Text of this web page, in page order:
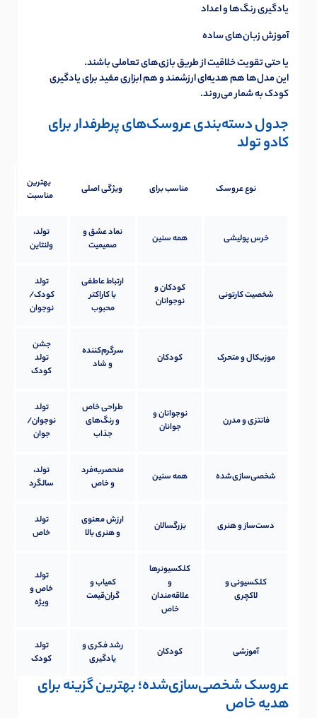
یادگیری رنگ‌ها و اعداد
آموزش زبان‌های ساده
یا حتی تقویت خلاقیت از طریق بازی‌های تعاملی باشند.
این مدل‌ها هم هدیه‌ای ارزشمند و هم ابزاری مفید برای یادگیری
کودک به شمار می‌روند.
جدول دسته‌بندی عروسک‌های پرطرفدار برای
کادو تولد
نوع عروسک مناسب برای ویژگی اصلی
بهترین
مناسبت
خرس پولیشی همه سنین
نماد عشق و
صمیمیت
تولد،
ولنتاین
شخصیت کارتونی
کودکان و
نوجوانان
ارتباط عاطفی
با کاراکتر
محبوب
تولد
کودک/
نوجوان
موزیکال و متحرک کودکان
سرگرم‌کننده
و شاد
جشن
تولد
کودک
فانتزی و مدرن
نوجوانان و
جوانان
طراحی خاص
و رنگ‌های
جذاب
تولد
نوجوان/
جوان
شخصی‌سازی‌شده همه سنین
منحصربه‌فرد
و خاص
تولد،
سالگرد
دست‌ساز و هنری بزرگسالان
ارزش معنوی
و هنری بالا
تولد
خاص
کلکسیونی و
لاکچری
کلکسیونرها
و
علاقه‌مندان
خاص
کمیاب و
گران‌قیمت
تولد
خاص و
ویژه
آموزشی کودکان
رشد فکری و
یادگیری
تولد
کودک
عروسک شخصی‌سازی‌شده؛ بهترین گزینه برای
هدیه خاص